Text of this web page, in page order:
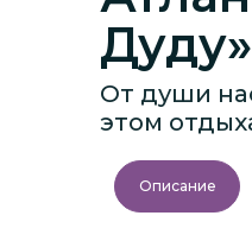
Дуду»
От души
этом
Описание